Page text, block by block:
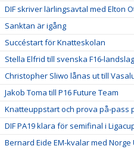
DIF skriver lärlingsavtal med Elton
Sanktan är igång
Succéstart för Knatteskolan
Stella Elfrid till svenska F16-
Christopher Sliwo lånas ut till
Jakob Toma till P16 Future Team
Knatteuppstart och prova på-pass
DIF PA19 klara för semifinal i
Bernard Eide EM-kvalar med Norge